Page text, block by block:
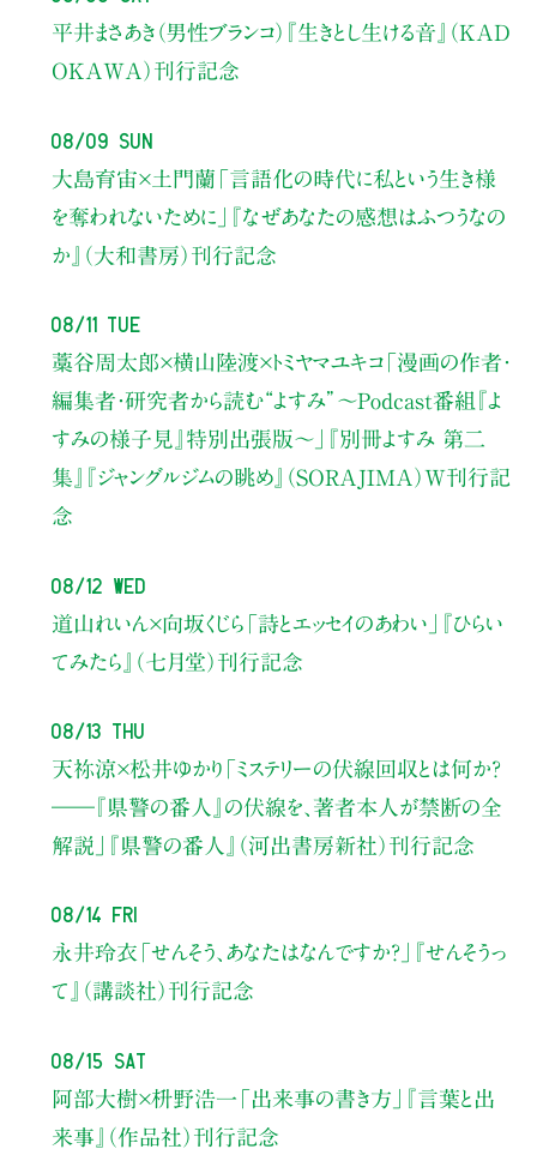
平井まさあき（男性ブランコ）
『生きとし生ける音』（KAD
OKAWA）刊行記念
08/09 Sun
大島育宙×土門蘭 「言語化の時代に私という生き様
を奪われないために」
『なぜあなたの感想はふつうなの
か』（大和書房）刊行記念
08/11 Tue
藁谷周太郎×横山陸渡×トミヤマユキコ「漫画の作者・
編集者・研究者から読む“よすみ” 〜Podcast番組『よ
すみの様子見』特別出張版〜」
『別冊よすみ 第二
集』『ジャングルジムの眺め』（SORAJIMA）W刊行記
念
08/12 Wed
道山れいん×向坂くじら 「詩とエッセイのあわい」
『ひらい
てみたら』（七月堂）刊行記念
08/13 Thu
天祢涼×松井ゆかり 「ミステリーの伏線回収とは何か？
――『県警の番人』の伏線を、著者本人が禁断の全
解説」
『県警の番人』（河出書房新社）刊行記念
08/14 Fri
永井玲衣 「せんそう、あなたはなんですか？」
『せんそうっ
て』（講談社）刊行記念
08/15 Sat
阿部大樹×枡野浩一 「出来事の書き方」
『言葉と出
来事』（作品社）刊行記念